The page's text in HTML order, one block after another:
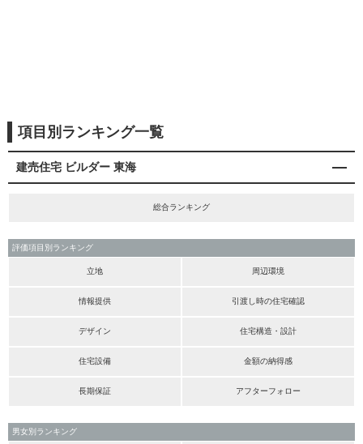
項目別ランキング一覧
建売住宅 ビルダー 東海
総合ランキング
評価項目別ランキング
立地 周辺環境
情報提供 引渡し時の住宅確認
デザイン 住宅構造・設計
住宅設備 金額の納得感
長期保証 アフターフォロー
男女別ランキング